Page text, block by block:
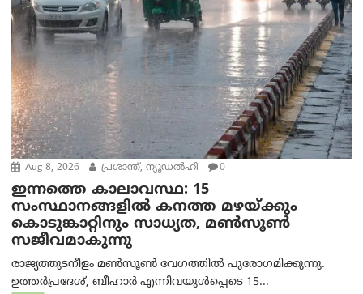
Aug 8, 2026 പ്രശാന്ത്, ന്യൂഡല്‍ഹി 0
ഇന്നത്തെ കാലാവസ്ഥ: 15
സംസ്ഥാനങ്ങളിൽ കനത്ത മഴയ്ക്കും
കൊടുങ്കാറ്റിനും സാധ്യത, മൺസൂൺ
സജീവമാകുന്നു
രാജ്യത്തുടനീളം മൺസൂൺ വേഗത്തിൽ പുരോഗമിക്കുന്നു.
ഉത്തർപ്രദേശ്, ബീഹാർ എന്നിവയുൾപ്പെടെ 15...